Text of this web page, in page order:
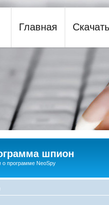
NeoSpy
Главная Скачать
шпион
о программе NeoSpy